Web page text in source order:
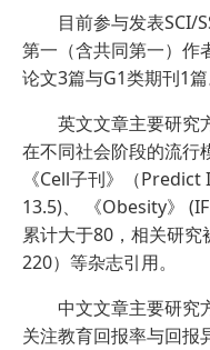
目前参与发表SCI/
第一（含共同第一）作
论文3篇与G1类期刊1篇
英文文章主要研究
在不同社会阶段的流行
《Cell子刊》（
13.5)、 《Obesity》
累计大于80，相关研
220）等杂志引用。
中文文章主要研究
关注教育回报率与回报